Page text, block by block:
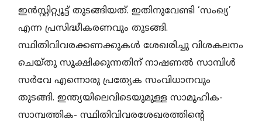
ഇന്‍സ്റ്റിറ്റ്യൂട്ട് തുടങ്ങിയത്. ഇതിനുവേണ്ടി ‘സംഖ്യ’
എന്ന പ്രസിദ്ധീകരണവും തുടങ്ങി.
സ്ഥിതിവിവരക്കണക്കുകള്‍ ശേഖരിച്ചു വിശകലനം
ചെയ്തു സൂക്ഷിക്കുന്നതിന് നാഷണല്‍ സാമ്പിള്‍
സര്‍വേ എന്നൊരു പ്രത്യേക സംവിധാനവും
തുടങ്ങി. ഇന്ത്യയിലെവിടെയുമുള്ള സാമൂഹിക-
സാമ്പത്തിക- സ്ഥിതിവിവരശേഖരത്തിന്റെ